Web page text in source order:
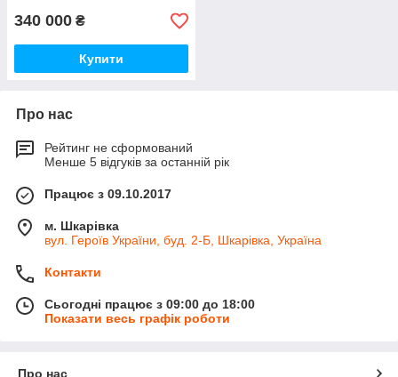
340 000 ₴
Купити
Про нас
Рейтинг не сформований
Менше 5 відгуків за останній рік
Працює з 09.10.2017
м. Шкарівка
вул. Героїв України, буд. 2-Б, Шкарівка, Україна
Контакти
Сьогодні працює з 09:00 до 18:00
Показати весь графік роботи
Про нас